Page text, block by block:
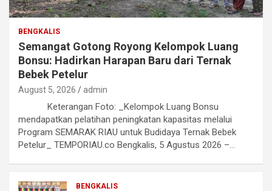
BENGKALIS
Semangat Gotong Royong Kelompok Luang
Bonsu: Hadirkan Harapan Baru dari Ternak
Bebek Petelur
August 5, 2026 admin
Keterangan Foto: _Kelompok Luang Bonsu
mendapatkan pelatihan peningkatan kapasitas melalui
Program SEMARAK RIAU untuk Budidaya Ternak Bebek
Petelur_ TEMPORIAU.co Bengkalis, 5 Agustus 2026 –…
BENGKALIS